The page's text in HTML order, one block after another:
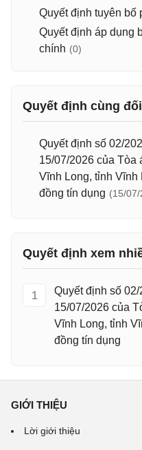
Quyết định tuyên bố
Quyết định áp dụng
chính (0)
Quyết định cùng
Quyết định số 02/
15/07/2026 của Tòa
Vĩnh Long, tỉnh Vĩnh
đồng tín dụng (15/
Quyết định xem
1
Quyết định số
15/07/2026 của
Vĩnh Long, tỉnh
đồng tín dụng
GIỚI THIỆU
Lời giới thiệu